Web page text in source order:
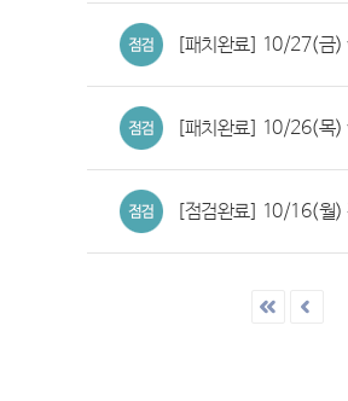
[패치완료] 10/27(금
[패치완료] 10/26(목
[점검완료] 10/16(월)